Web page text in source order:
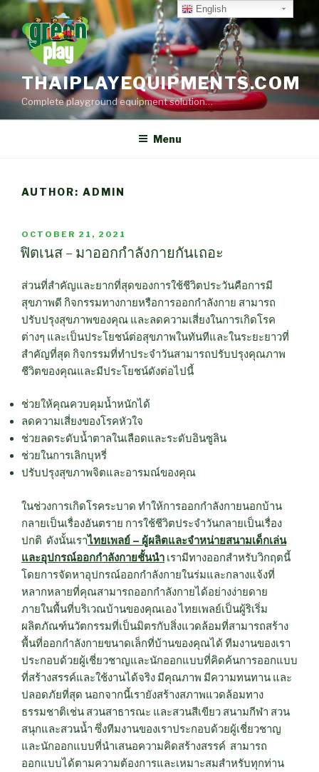
Skip
to
content
THAIPLAYEQUIPMENTS.COM
Complete playground equipment solution…
Menu
AUTHOR: ADMIN
POSTED
ON
OCTOBER 21, 2021
ฟิตเนส – มาออกกำลังกายกันเถอะ
ส่วนที่สำคัญและยากที่สุดของการใช้ชีวิตประวันคือการมี
สุขภาพดี กิจกรรมทางกายหรือการออกกำลังกาย สามารถ
ปรับปรุงสุขภาพของคุณ และลดความเสี่ยงในการเกิดโรค
ต่างๆ และเป็นประโยชน์ต่อสุขภาพในทันทีและในระยะยาวที่
สำคัญที่สุด กิจกรรมที่ทำประจำวันสามารถปรับปรุงคุณภาพ
ชีวิตของคุณและมีประโยชน์ดังต่อไปนี้
ช่วยให้คุณควบคุมน้ำหนักได้
ลดความเสี่ยงของโรคหัวใจ
ช่วยลดระดับน้ำตาลในเลือดและระดับอินซูลิน
ช่วยในการเลิกบุหรี่
ปรับปรุงสุขภาพจิตและอารมณ์ของคุณ
ในช่วงการเกิดโรคระบาด ทำให้การออกกำลังกายนอกบ้าน
กลายเป็นเรื่องอันตราย การใช้ชีวิตประจำวันกลายเป็นเรื่อง
ปกติ ดังนั้นเราไทยเพลย์ – ผู้ผลิตและจำหน่ายสนามเด็กเล่น
และอุปกรณ์ออกกำลังกายชั้นนำ เรามีทางออกสำหรับวิกฤตนี้
โดยการจัดหาอุปกรณ์ออกกำลังกายในร่มและกลางแจ้งที่
หลากหลายที่คุณสามารถออกกำลังกายได้อย่างง่ายดาย
ภายในพื้นที่บริเวณบ้านของคุณเอง ไทยเพลย์เป็นผู้ริเริ่ม
ผลิตภัณฑ์นวัตกรรมที่เป็นมิตรกับสิ่งแวดล้อมที่สามารถสร้าง
พื้นที่ออกกำลังกายขนาดเล็กที่บ้านของคุณได้ ทีมงานของเรา
ประกอบด้วยผู้เชี่ยวชาญและนักออกแบบที่คิดค้นการออกแบบ
ที่สร้างสรรค์และใช้งานได้จริง มีคุณภาพ มีความทนทาน และ
ปลอดภัยที่สุด นอกจากนี้เรายังสร้างสภาพแวดล้อมทาง
ธรรมชาติเช่น สวนสาธารณะ และสวนสีเขียว สนามกีฬา สวน
สนุกและสวนน้ำ ซึ่งทีมงานของเราประกอบด้วยผู้เชี่ยวชาญ
และนักออกแบบที่นำเสนอความคิดสร้างสรรค์ สามารถ
ออกแบบได้ตามความต้องการและเหมาะสมสำหรับทุกท่าน
English